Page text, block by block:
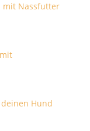
mit Nassfutter
Hund